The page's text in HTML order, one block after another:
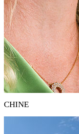
CHINE